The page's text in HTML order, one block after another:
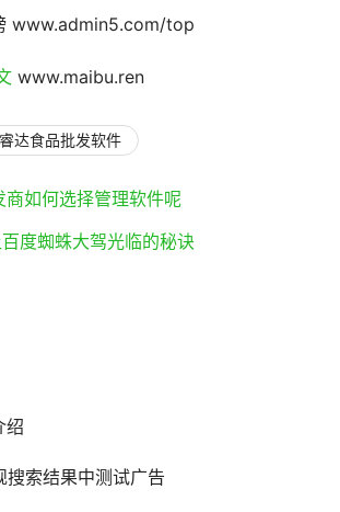
top
www.maibu.ren
睿达食品批发软件
商如何选择管理软件呢
度蜘蛛大驾光临的秘诀
绍
索结果中测试广告